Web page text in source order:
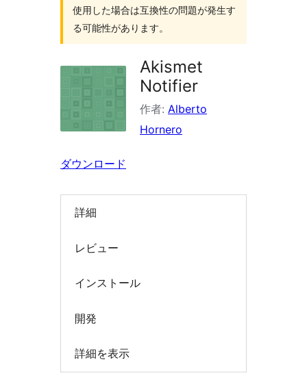
使用した場合は互換性の問題が発生す
る可能性があります。
Akismet
Notifier
作者: Alberto
Hornero
ダウンロード
詳細
レビュー
インストール
開発
詳細を表示